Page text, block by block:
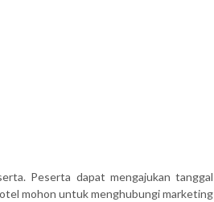
Peserta dapat mengajukan tanggal
mohon untuk menghubungi marketing